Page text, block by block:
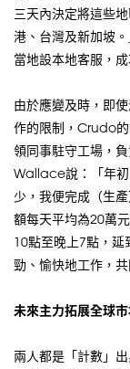
三天內決定將這些
港、台灣及新加坡
當地設本地客服，
由於應變及時，即
作的限制，Crudo
領同事駐守工場，
Wallace說：「年
少，我便完成（生
額每天平均為20萬
10點至晚上7點，
勁、愉快地工作，
未來主力拓展全球
兩人都是「計數」